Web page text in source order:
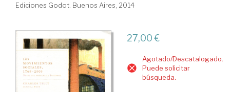
Ediciones Godot. Buenos Aires, 2014
27,00 €
Agotado/Descatalogado.
Puede solicitar
búsqueda.